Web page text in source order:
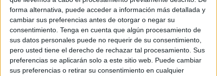
forma alternativa, puede acceder a información más detallada y
cambiar sus preferencias antes de otorgar o negar su
consentimiento. Tenga en cuenta que algún procesamiento de
sus datos personales puede no requerir de su consentimiento,
pero usted tiene el derecho de rechazar tal procesamiento. Sus
preferencias se aplicarán solo a este sitio web. Puede cambiar
sus preferencias o retirar su consentimiento en cualquier
interesados en el Organismo Autónomo Servicios
Tributarios de Ceuta, en el Edificio ‘Ceuta Center’.
El pago de la deuda tributaria se podrá efectuar con tarjeta
de crédito o débito, mediante transferencia o con
domiciliación bancaria, en cuyo caso se aplica una